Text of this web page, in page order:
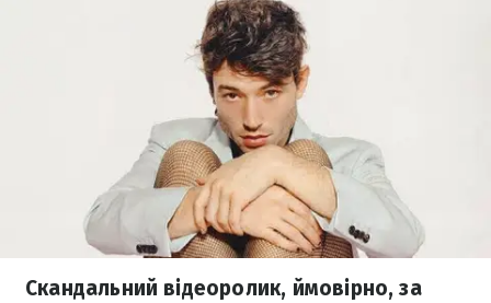
Скандальний відеоролик, ймовірно, за